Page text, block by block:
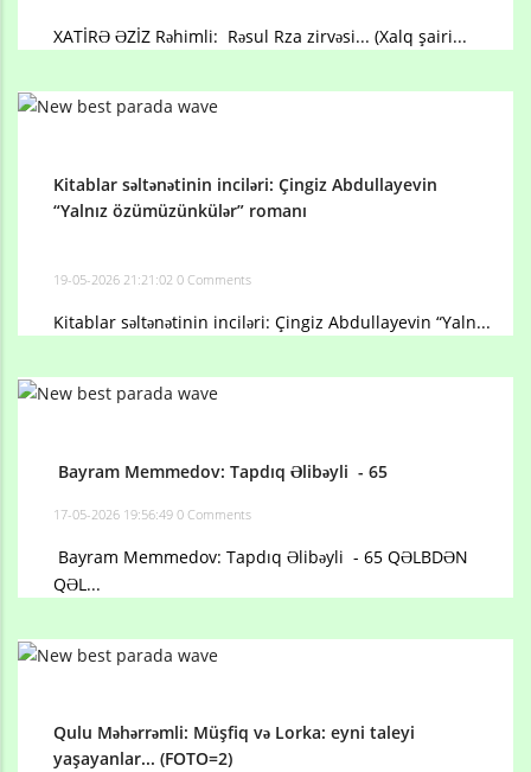
XATİRƏ ƏZİZ Rəhimli: Rəsul Rza zirvəsi... (Xalq şairi...
Kitablar səltənətinin inciləri: Çingiz Abdullayevin
“Yalnız özümüzünkülər” romanı
19-05-2026 21:21:02 0 Comments
Kitablar səltənətinin inciləri: Çingiz Abdullayevin “Yaln...
Bayram Memmedov: Tapdıq Əlibəyli - 65
17-05-2026 19:56:49 0 Comments
Bayram Memmedov: Tapdıq Əlibəyli - 65 QƏLBDƏN
QƏL...
Qulu Məhərrəmli: Müşfiq və Lorka: eyni taleyi
yaşayanlar... (FOTO=2)